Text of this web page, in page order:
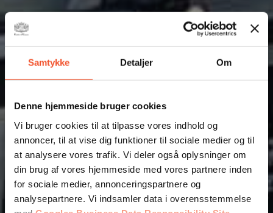
Samtykke Detaljer Om
Denne hjemmeside bruger cookies
Vi bruger cookies til at tilpasse vores indhold og
annoncer, til at vise dig funktioner til sociale medier og til
at analysere vores trafik. Vi deler også oplysninger om
din brug af vores hjemmeside med vores partnere inden
for sociale medier, annonceringspartnere og
analysepartnere. Vi indsamler data i overensstemmelse
Mange års erfaring
Stor vognpark
Ring til os på 88 77 40 40
Ring nu
Få et tilbud